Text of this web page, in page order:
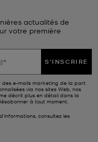
actualités de
votre première
S'INSCRIRE
des e-mails marketing de la part
via nos sites Web, nos
décrit plus en détail dans la
à tout moment.
consultez les